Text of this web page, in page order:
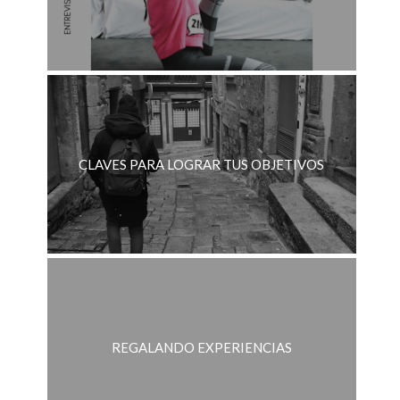
CLAVES PARA LOGRAR TUS OBJETIVOS
REGALANDO EXPERIENCIAS